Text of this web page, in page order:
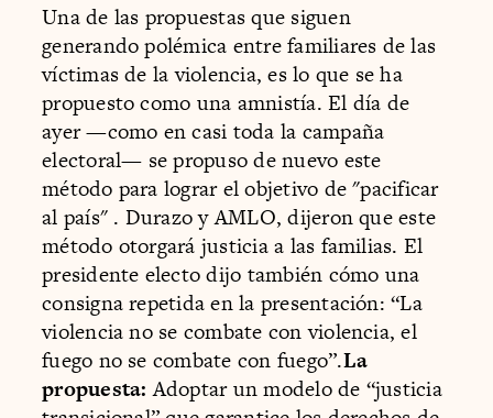
Una de las propuestas que siguen
generando polémica entre familiares de las
víctimas de la violencia, es lo que se ha
propuesto como una amnistía. El día de
ayer —como en casi toda la campaña
electoral— se propuso de nuevo este
método para lograr el objetivo de "pacificar
al país" . Durazo y AMLO, dijeron que este
método otorgará justicia a las familias. El
presidente electo dijo también cómo una
consigna repetida en la presentación: “La
violencia no se combate con violencia, el
fuego no se combate con fuego”.La
propuesta: Adoptar un modelo de “justicia